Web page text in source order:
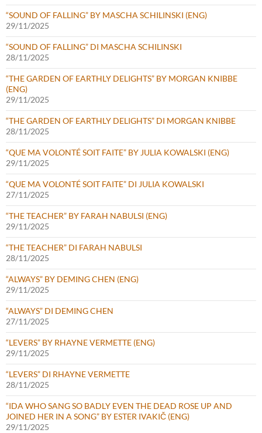
“SOUND OF FALLING” BY MASCHA SCHILINSKI (ENG)
29/11/2025
“SOUND OF FALLING” DI MASCHA SCHILINSKI
28/11/2025
“THE GARDEN OF EARTHLY DELIGHTS” BY MORGAN KNIBBE
(ENG)
29/11/2025
“THE GARDEN OF EARTHLY DELIGHTS” DI MORGAN KNIBBE
28/11/2025
“QUE MA VOLONTÉ SOIT FAITE” BY JULIA KOWALSKI (ENG)
29/11/2025
“QUE MA VOLONTÉ SOIT FAITE” DI JULIA KOWALSKI
27/11/2025
“THE TEACHER” BY FARAH NABULSI (ENG)
29/11/2025
“THE TEACHER” DI FARAH NABULSI
28/11/2025
“ALWAYS” BY DEMING CHEN (ENG)
29/11/2025
“ALWAYS” DI DEMING CHEN
27/11/2025
“LEVERS” BY RHAYNE VERMETTE (ENG)
29/11/2025
“LEVERS” DI RHAYNE VERMETTE
28/11/2025
“IDA WHO SANG SO BADLY EVEN THE DEAD ROSE UP AND
JOINED HER IN A SONG” BY ESTER IVAKIČ (ENG)
29/11/2025